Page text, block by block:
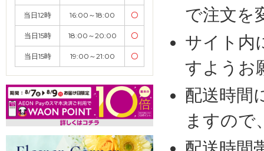
当日12時 16:00～18:00 〇
当日15時 18:00～20:00 〇
当日15時 19:00～21:00 〇
で注文を
サイト内
すようお
配送時間
ますので